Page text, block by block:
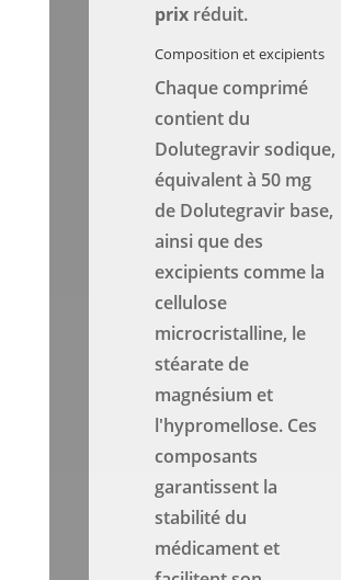
prix réduit.
Composition et excipients
Chaque comprimé
contient du
Dolutegravir sodique,
équivalent à 50 mg
de Dolutegravir base,
ainsi que des
excipients comme la
cellulose
microcristalline, le
stéarate de
magnésium et
l'hypromellose. Ces
composants
garantissent la
stabilité du
médicament et